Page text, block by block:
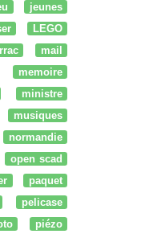
jeunes
LEGO
mail
memoire
ministre
musiques
normandie
open scad
paquet
pelicase
piézo